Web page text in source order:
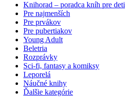
Knihorad – poradca kníh pre deti
Pre najmenších
Pre prvákov
Pre pubertiakov
Young Adult
Beletria
Rozprávky
Sci-fi, fantasy a komiksy
Leporelá
Náučné knihy
Ďalšie kategórie